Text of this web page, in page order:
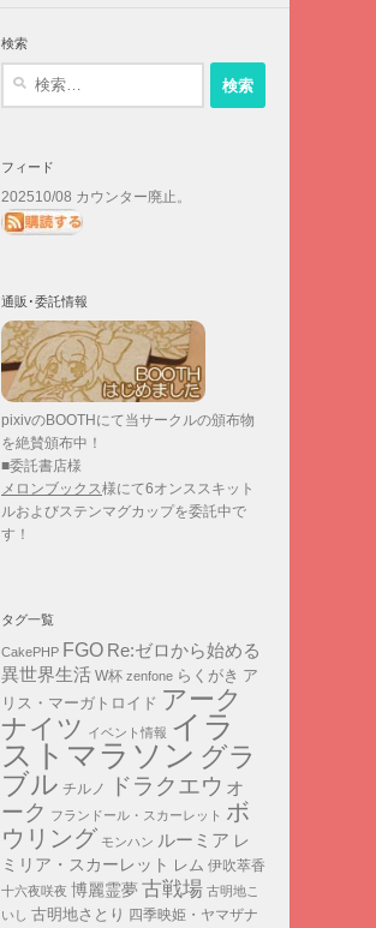
検索
フィード
202510/08 カウンター廃止。
通販･委託情報
pixivのBOOTHにて当サークルの頒布物
を絶賛頒布中！
■委託書店様
メロンブックス様にて6オンススキット
ルおよびステンマグカップを委託中で
す！
タグ一覧
CakePHP FGO Re:ゼロから始める
異世界生活 W杯 zenfone らくがき ア
リス・マーガトロイド アーク
ナイツ イベント情報 イラ
ストマラソン グラ
ブル チルノ
ドラクエウォ
ーク フランドール・スカーレット ボ
ウリング モンハン ルーミア レ
ミリア・スカーレット
レム 伊吹萃香
十六夜咲夜 博麗霊夢 古戦場 古明地こ
いし 古明地さとり 四季映姫・ヤマザナ